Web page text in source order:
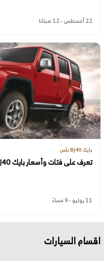
22 أغسطس - 12 صباحًا
بايك BJ40 بلس
تعرف على فئات وأسعار بايك BJ40 بلس بالسعودية
11 يوليو - 9 مساءً
اقسام السيارات